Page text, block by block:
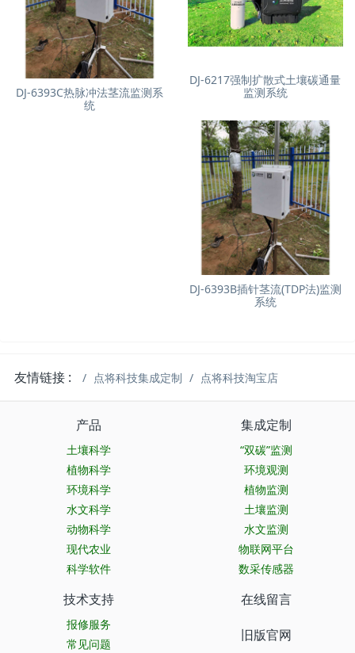
DJ-6217强制扩散式土壤碳通量
监测系统
DJ-6393C热脉冲法茎流监测系
统
DJ-6393B插针茎流(TDP法)监测
系统
友情链接 : 点将科技集成定制 点将科技淘宝店
产品
土壤科学
植物科学
环境科学
水文科学
动物科学
现代农业
科学软件
集成定制
“双碳”监测
环境观测
植物监测
土壤监测
水文监测
物联网平台
数采传感器
技术支持
报修服务
常见问题
在线留言
旧版官网